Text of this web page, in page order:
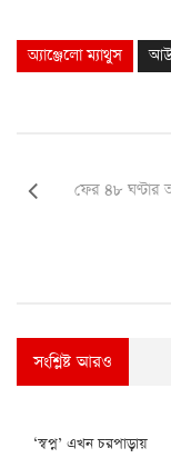
অ্যাঞ্জেলো ম্যাথুস
ফের ৪৮ ঘণ্টার
সংশ্লিষ্ট আরও
‘স্বপ্ন’ এখন চরপাড়ায়